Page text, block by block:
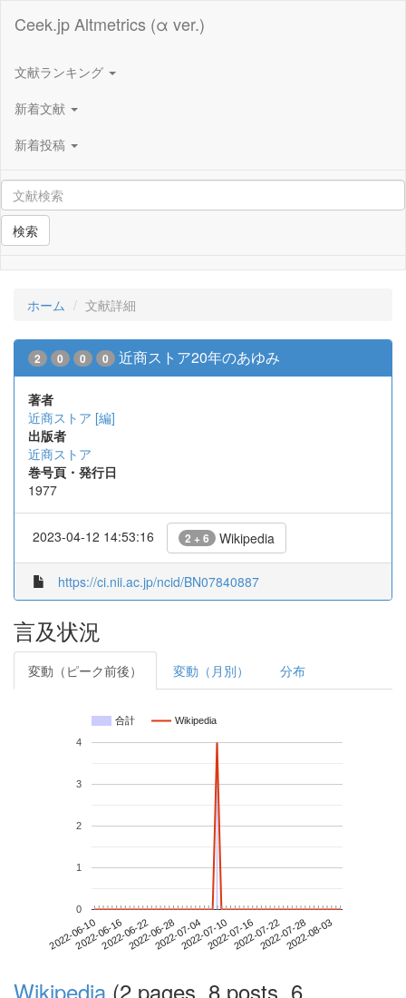
Ceek.jp Altmetrics (α ver.)
文献ランキング
新着文献
新着投稿
検索
ホーム 文献詳細
2 0 0 0 近商ストア20年のあゆみ
著者
近商ストア [編]
出版者
近商ストア
巻号頁・発行日
1977
2023-04-12 14:53:16 2 + 6 Wikipedia
https://ci.nii.ac.jp/ncid/BN07840887
言及状況
変動（ピーク前後） 変動（月別） 分布
合計 Wikipedia
2022-06-102022-06-162022-06-222022-06-282022-07-042022-07-102022-07-162022-07-222022-07-282022-08-03
0
1
2
3
4
Wikipedia (2 pages, 8 posts, 6